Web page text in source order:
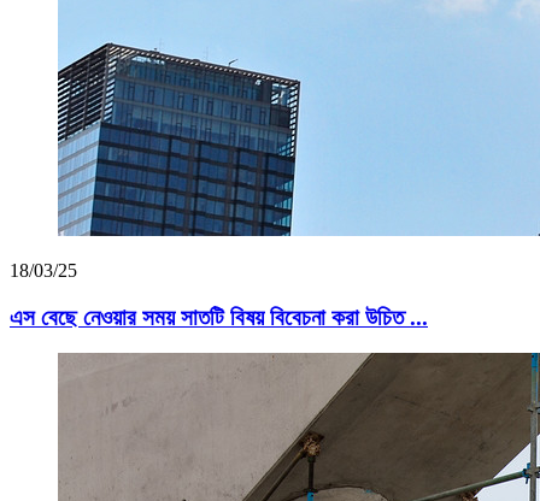
18/03/25
এস বেছে নেওয়ার সময় সাতটি বিষয় বিবেচনা করা উচিত ...